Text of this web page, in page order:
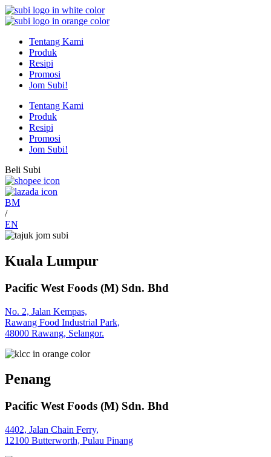
Tentang Kami
Produk
Resipi
Promosi
Jom Subi!
Tentang Kami
Produk
Resipi
Promosi
Jom Subi!
Beli Subi
BM
/
EN
Kuala Lumpur
Pacific West Foods (M) Sdn. Bhd
No. 2, Jalan Kempas,
Rawang Food Industrial Park,
48000 Rawang, Selangor.
Penang
Pacific West Foods (M) Sdn. Bhd
4402, Jalan Chain Ferry,
12100 Butterworth, Pulau Pinang